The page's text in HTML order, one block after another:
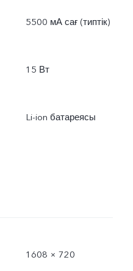
5500 мА сағ (типтік)
15 Вт
Li-ion батареясы
1608 × 720